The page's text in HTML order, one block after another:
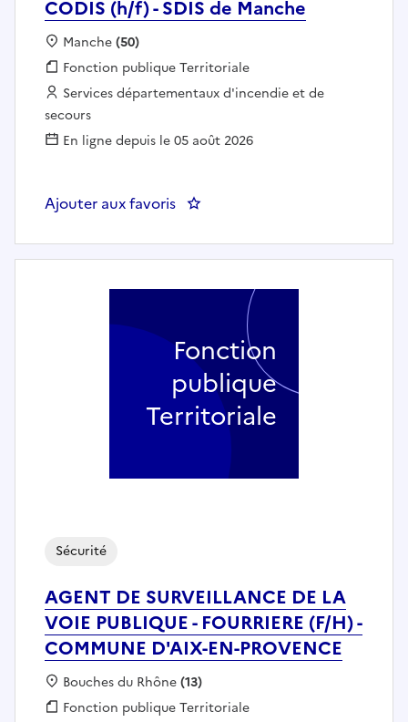
CODIS (h/f) - SDIS de Manche
Localisation :
Manche(50)
Fonction publique :
Fonction publique Territoriale
Employeur :
Services départementaux d'incendie et de
secours
En ligne depuis le 05 août 2026
Ajouter aux favoris
AGENT DE SURVEILLANCE DE LA
VOIE PUBLIQUE - FOURRIERE (F/H) -
COMMUNE D'AIX-EN-PROVENCE
Sécurité
Localisation :
Bouches du Rhône(13)
Fonction publique :
Fonction publique Territoriale
Fonction
publique
Territoriale